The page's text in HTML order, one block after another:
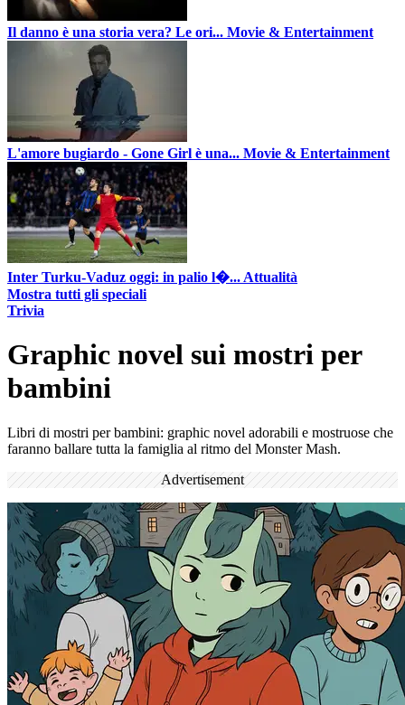
Il danno è una storia vera? Le ori... Movie & Entertainment
L'amore bugiardo - Gone Girl è una... Movie & Entertainment
Inter Turku-Vaduz oggi: in palio l�... Attualità
Mostra tutti gli speciali
Trivia
Graphic novel sui mostri per
bambini
Libri di mostri per bambini: graphic novel adorabili e mostruose che
faranno ballare tutta la famiglia al ritmo del Monster Mash.
Advertisement